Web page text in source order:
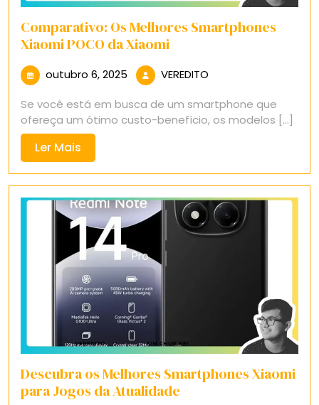
Comparativo: Os Melhores Smartphones
Xiaomi POCO da Xiaomi
outubro 6, 2025 outubro
2025
VEREDITO
Se você está em busca de um smartphone que
ofereça um ótimo custo-benefício, os modelos [...]
Ler Mais
Mais
Descubra os Melhores Smartphones Xiaomi
para Jogos da Atualidade